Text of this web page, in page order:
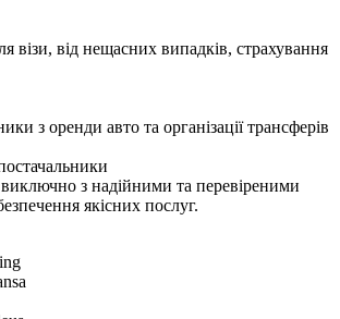
візи, від нещасних випадків, страхування
з оренди авто та організації трансферів
з надійними та перевіреними
якісних послуг.